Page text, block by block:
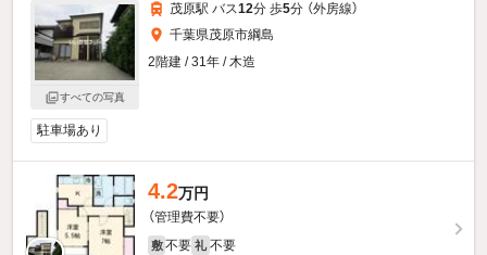
すべての写真
茂原駅 バス12分 歩5分 （外房線）
千葉県茂原市綱島
2階建 / 31年 / 木造
駐車場あり
4.2万円
（管理費不要）
敷 不要 礼 不要